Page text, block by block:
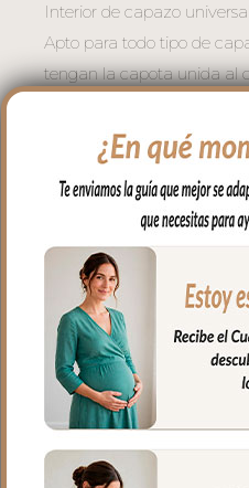
Interior de capazo
Apto para todo tipo de
tengan la capota unida al
todo el capazo.
Funda que cubre las
y el culete por dentro. En
En los laterales con relleno.
para atar.
Siempre por encima del
Composición del tejido
algodón, 30% poliéster.
Medidas:
Largo de capazo: 73cm.
Ancho de capazo: 32cm.